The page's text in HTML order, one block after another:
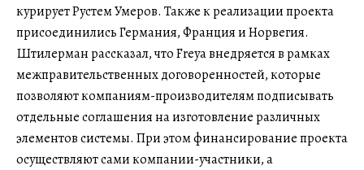
курирует Рустем Умеров. Также к реализации проекта
присоединились Германия, Франция и Норвегия.
Штилерман рассказал, что Freya внедряется в рамках
межправительственных договоренностей, которые
позволяют компаниям-производителям подписывать
отдельные соглашения на изготовление различных
элементов системы. При этом финансирование проекта
осуществляют сами компании-участники, а